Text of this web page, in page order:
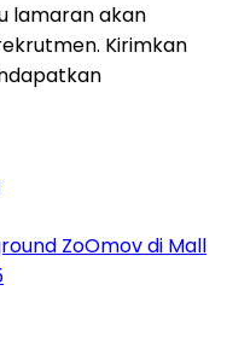
lamaran akan
Kirimkan
ZoOmov di Mall